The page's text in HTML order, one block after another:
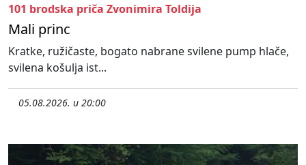
101 brodska priča Zvonimira Toldija
Mali princ
Kratke, ružičaste, bogato nabrane svilene pump hlače,
svilena košulja ist...
05.08.2026. u 20:00